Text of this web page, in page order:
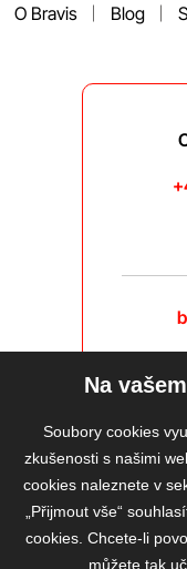
O Bravis
Blog
Na
Soubory cookies
zkušenosti s našimi
cookies naleznete v
„Přijmout vše“
cookies. Chcete-li
můžete tak